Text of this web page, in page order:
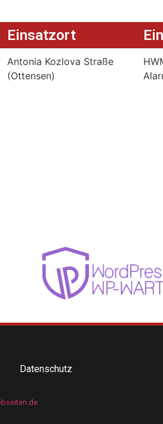
Einsatzort
Antonia Kozlova Straße
(Ottensen)
Datenschutz